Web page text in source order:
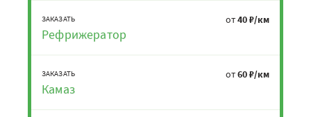
ЗАКАЗАТЬ
Рефрижератор
от40 ₽/км
ЗАКАЗАТЬ
Камаз
от60 ₽/км